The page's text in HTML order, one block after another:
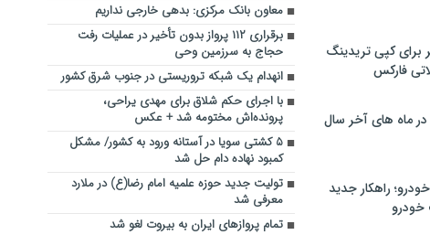
برای کپی‌ تریدینگ
فارکس
ماه های آخر سال
راهکار جدید
خودرو
معاون بانک مرکزی: بدهی خارجی نداریم
برقراری ۱۱۲ پرواز بدون تأخیر در عملیات رفت
حجاج به سرزمین وحی
انهدام یک شبکه تروریستی در جنوب شرق کشور
با اجرای حکم شلاق برای مهدی یراحی،
پرونده‌اش مختومه شد + عکس
۵ کشتی سویا در آستانه ورود به کشور/ مشکل
کمبود نهاده دام حل شد
تولیت جدید حوزه علمیه امام رضا(ع) در ملارد
معرفی شد
تمام پروازهای ایران به بیروت لغو شد